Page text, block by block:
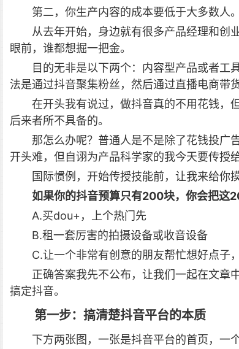
第二，你生产内容的成本要低于大多数人。
从去年开始，身边就有很多产品经理和创
眼前，谁都想掘一把金。
目的无非是以下两个：内容型产品或者工
法是通过抖音聚集粉丝，然后通过直播电商带
在开头我有说过，做抖音真的不用花钱，
后来者所不具备的。
那怎么办呢？普通人是不是除了花钱投广
开头难，但自诩为产品科学家的我今天要传授
国际惯例，开始传授技能前，让我来给你
如果你的抖音预算只有200块，你会把这
A.买dou+，上个热门先
B.租一套厉害的拍摄设备或收音设备
C.让一个非常有创意的朋友帮忙想好点子
正确答案我先不公布，让我们一起在文章
搞定抖音。
第一步：搞清楚抖音平台的本质
下方两张图，一张是抖音平台的首页，一